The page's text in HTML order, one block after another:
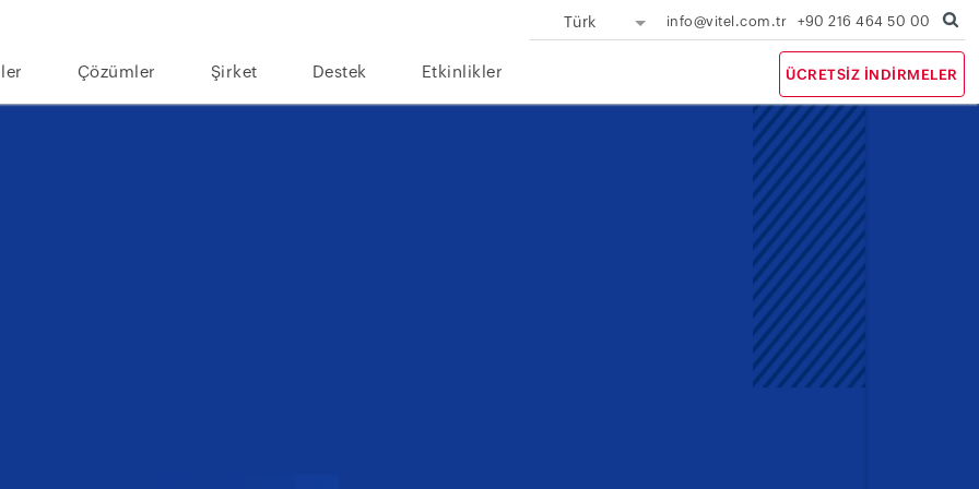
Türk info@vitel.com.tr +90 216 464 50 00
Çözümler Şirket Destek Etkinlikler ÜCRETSIZ İNDIRMELER